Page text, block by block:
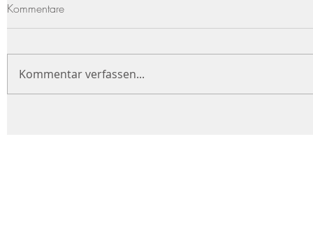
Kommentare
Kommentar verfassen...